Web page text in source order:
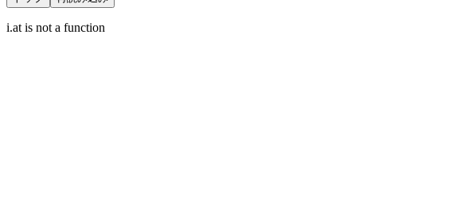
i.at is not a function